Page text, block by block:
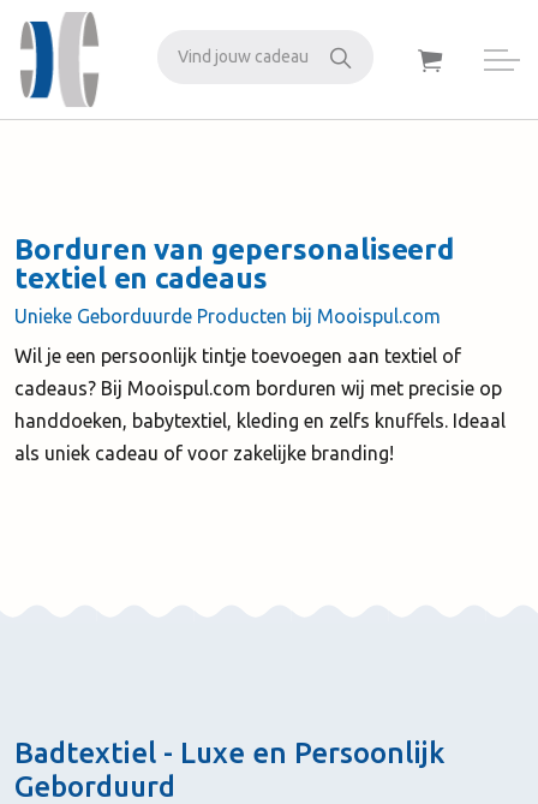
Zoeken
Borduren van gepersonaliseerd
textiel en cadeaus
Unieke Geborduurde Producten bij Mooispul.com
Wil je een persoonlijk tintje toevoegen aan textiel of
cadeaus? Bij Mooispul.com borduren wij met precisie op
handdoeken, babytextiel, kleding en zelfs knuffels. Ideaal
als uniek cadeau of voor zakelijke branding!
Badtextiel - Luxe en Persoonlijk
Geborduurd